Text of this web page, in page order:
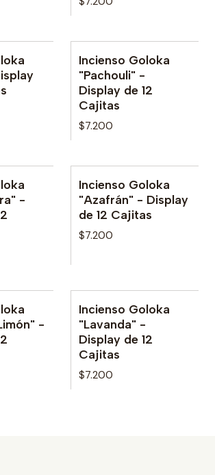
Incienso Goloka
"Pachouli" -
Display de 12
Cajitas
$7.200
-
Incienso Goloka
"Azafrán" - Display
de 12 Cajitas
$7.200
-
No disponible
Incienso Goloka
"Lavanda" -
Display de 12
Cajitas
$7.200